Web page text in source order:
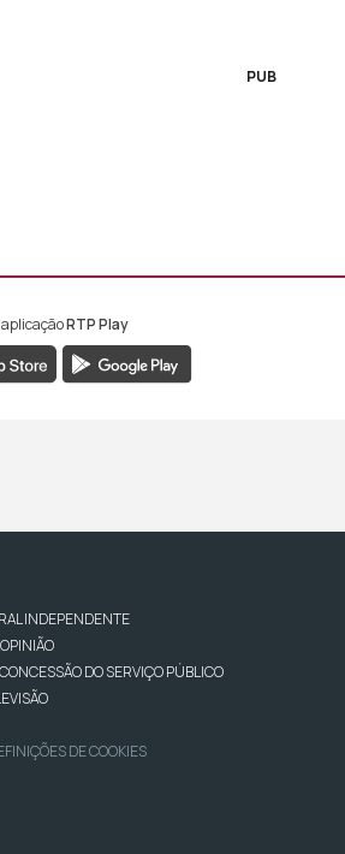
PUB
África
África
RTP Play
INDEPENDENTE
DO SERVIÇO PÚBLICO
DE COOKIES